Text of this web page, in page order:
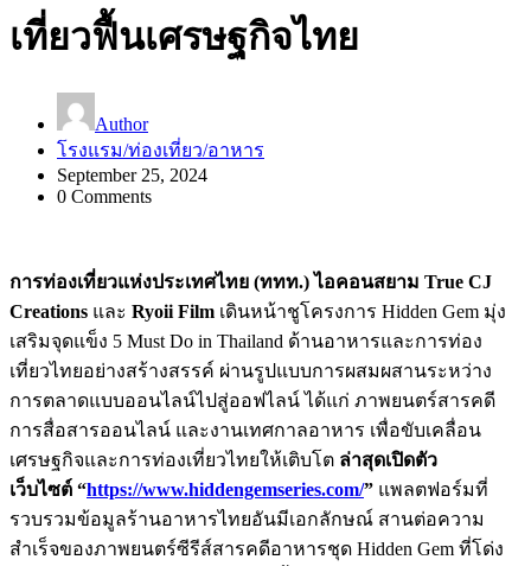
เที่ยวฟื้นเศรษฐกิจไทย
Author
โรงแรม/ท่องเที่ยว/อาหาร
September 25, 2024
0 Comments
การท่องเที่ยวแห่งประเทศไทย (ททท.) ไอคอนสยาม True CJ
Creations และ Ryoii Film เดินหน้าชูโครงการ Hidden Gem มุ่ง
เสริมจุดแข็ง 5 Must Do in Thailand ด้านอาหารและการท่อง
เที่ยวไทยอย่างสร้างสรรค์ ผ่านรูปแบบการผสมผสานระหว่าง
การตลาดแบบออนไลน์ไปสู่ออฟไลน์ ได้แก่ ภาพยนตร์สารคดี
การสื่อสารออนไลน์ และงานเทศกาลอาหาร เพื่อขับเคลื่อน
เศรษฐกิจและการท่องเที่ยวไทยให้เติบโต ล่าสุดเปิดตัว
เว็บไซต์ “https://www.hiddengemseries.com/” แพลตฟอร์มที่
รวบรวมข้อมูลร้านอาหารไทยอันมีเอกลักษณ์ สานต่อความ
สำเร็จของภาพยนตร์ซีรีส์สารคดีอาหารชุด Hidden Gem ที่โด่ง